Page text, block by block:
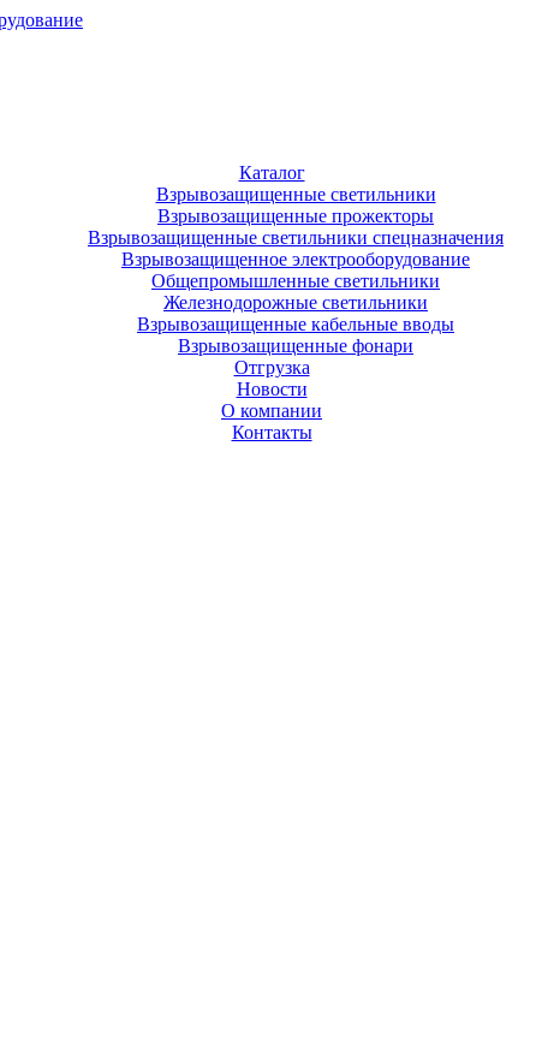
Каталог
Взрывозащищенные светильники
Взрывозащищенные прожекторы
Взрывозащищенные светильники спецназначения
Взрывозащищенное электрооборудование
Общепромышленные светильники
Железнодорожные светильники
Взрывозащищенные кабельные вводы
Взрывозащищенные фонари
Отгрузка
Новости
О компании
Контакты